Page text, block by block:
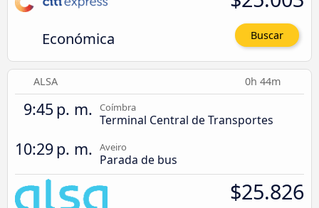
Económica Buscar
ALSA 0h 44m
9:45 p. m. Coímbra
Terminal Central de Transportes
10:29 p. m. Aveiro
Parada de bus
$25.826